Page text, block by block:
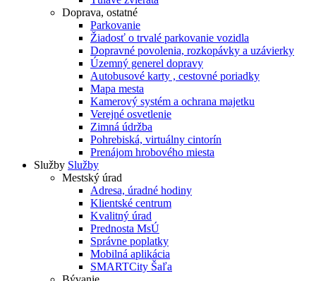
Doprava, ostatné
Parkovanie
Žiadosť o trvalé parkovanie vozidla
Dopravné povolenia, rozkopávky a uzávierky
Územný generel dopravy
Autobusové karty , cestovné poriadky
Mapa mesta
Kamerový systém a ochrana majetku
Verejné osvetlenie
Zimná údržba
Pohrebiská, virtuálny cintorín
Prenájom hrobového miesta
Služby Služby
Mestský úrad
Adresa, úradné hodiny
Klientské centrum
Kvalitný úrad
Prednosta MsÚ
Správne poplatky
Mobilná aplikácia
SMARTCity Šaľa